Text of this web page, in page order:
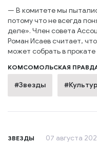
— В комитете мы
потому что не всегда
деле». Член совета
Роман Исаев считает,
может собрать в
КОМСОМОЛЬСКАЯ
#Звезды
ЗВЕЗДЫ 07 августа